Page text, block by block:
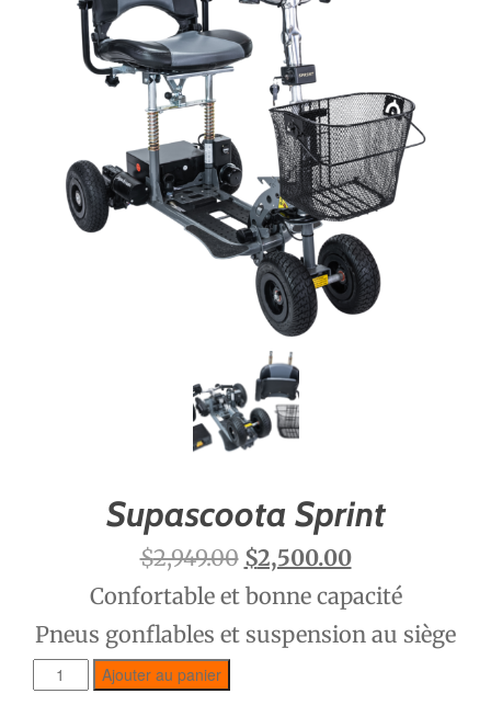
Supascoota Sprint
$2,949.00 $2,500.00
Confortable et bonne capacité
Pneus gonflables et suspension au siège
Ajouter au panier